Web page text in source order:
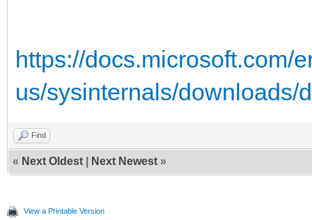
https://docs.microsoft.com/
us/sysinternals/downloads/
Find
« Next Oldest Next Newest »
View a Printable Version